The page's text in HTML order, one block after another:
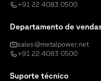
+91 22 4083 0500
Departamento de
sales@metalpower.net
+91 22 4083 0500
Suporte técnico